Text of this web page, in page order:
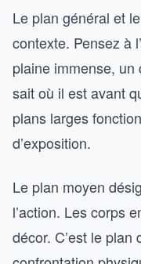
Le plan général et
contexte. Pensez à
plaine immense,
sait où il est avant
plans larges
d’exposition.
Le plan moyen
l’action. Les corps
décor. C’est le